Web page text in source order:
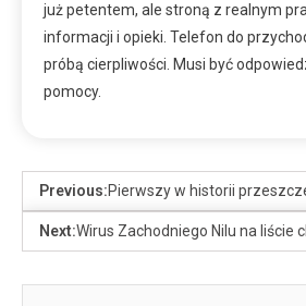
już petentem, ale stroną z realnym
informacji i opieki. Telefon do
próbą cierpliwości. Musi być
pomocy.
Previous:Pierwszy w historii
Next:Wirus Zachodniego Nilu na liście